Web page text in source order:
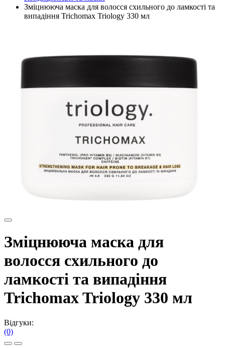
Зміцнююча маска для волосся схильного до ламкості та
випадіння Trichomax Triology 330 мл
Зміцнююча маска для
волосся схильного до
ламкості та випадіння
Trichomax Triology 330 мл
Відгуки:
(0)